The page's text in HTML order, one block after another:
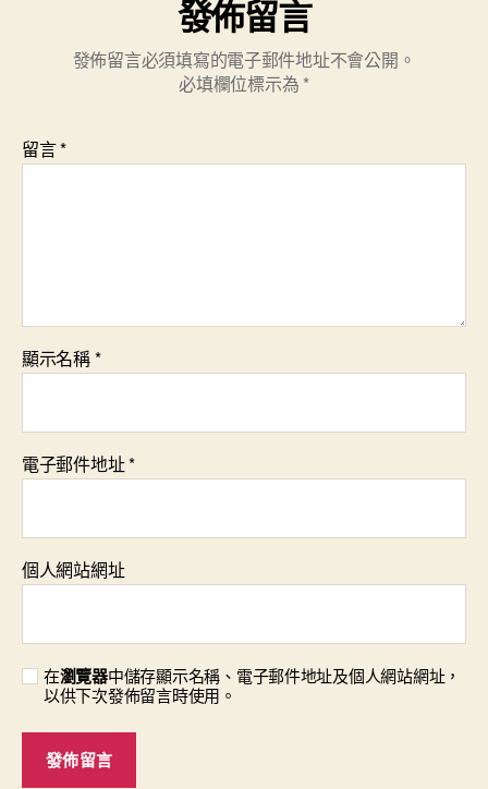
發佈留言
發佈留言必須填寫的電子郵件地址不會公開。
必填欄位標示為 *
留言*
顯示名稱*
電子郵件地址*
個人網站網址
在瀏覽器中儲存顯示名稱、電子郵件地址及個人網站網址，
以供下次發佈留言時使用。